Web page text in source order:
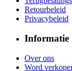
Retourbeleid
Privacybeleid
Informatie
Over ons
Word